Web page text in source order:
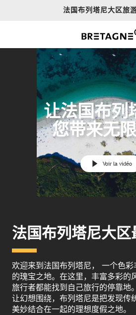
法国布列塔尼大区旅
让法国布列
您带来无
Voir la vidéo
法国布列塔尼大区
欢迎来到法国布列塔尼， 一个色
的瑰宝之地。在这里，丰富多彩的
旅行者都能找到自己旅行的停靠地
让幻想围绕，布列塔尼是把发现传
美妙结合在一起的理想度假之地。